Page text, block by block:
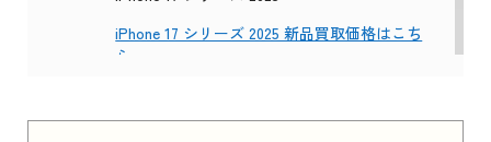
iPhone 17 シリーズ 2025 新品買取価格はこち
ら